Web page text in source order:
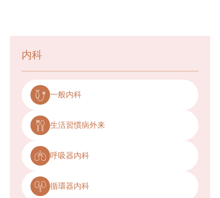
内科
一般内科
生活習慣病外来
呼吸器内科
循環器内科